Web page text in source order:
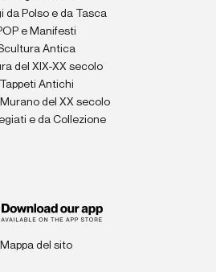
da Polso e da Tasca
e Manifesti
Antica
del XIX-XX secolo
Tappeti Antichi
del XX secolo
e da Collezione
Mappa del sito